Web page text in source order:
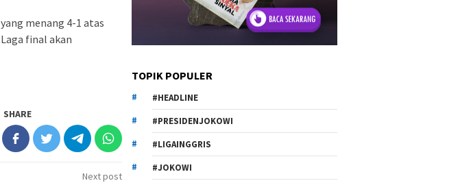
menang 4-1 atas
final akan
SHARE
Next post
TOPIK POPULER
#HEADLINE
#PRESIDENJOKOWI
#LIGAINGGRIS
#JOKOWI